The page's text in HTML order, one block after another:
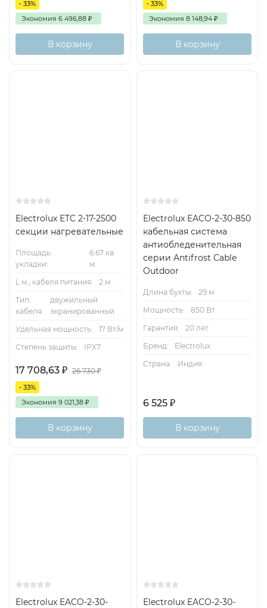
- 33%
Экономия 6 496,88 ₽
В корзину
- 33%
Экономия 8 148,94 ₽
В корзину
Electrolux ETC 2-17-2500
секции нагревательные
Площадь
укладки:
6.67 кв.
м.
L м., кабеля питания:
2 м
Тип
кабеля:
двужильный
экранированный
Удельная мощность:
17 Вт/м
Степень защиты:
IPX7
17 708,63 ₽ 26 730₽
- 33%
Экономия 9 021,38 ₽
В корзину
Electrolux EACO-2-30-850
кабельная система
антиобледенительная
серии Antifrost Cable
Outdoor
Длина бухты:
29 м
Мощность:
850 Вт
Гарантия:
20 лет
Бренд:
Electrolux
Страна:
Индия
6 525 ₽
В корзину
Electrolux EACO-2-30- Electrolux EACO-2-30-